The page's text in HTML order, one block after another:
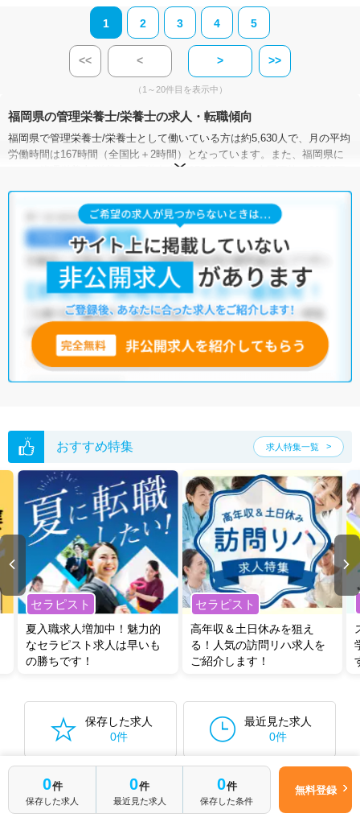
1 2 3 4 5
<< < > >>
（1～20件目を表示中）
福岡県の管理栄養士/栄養士の求人・転職傾向
福岡県で管理栄養士/栄養士として働いている方は約5,630人で、月の平均
労働時間は167時間（全国比＋2時間）となっています。また、福岡県に
おける管理栄養士/栄養士の平均年収は353.1万円で、全国平均の367.6万
有効求人倍率は、全国平均が2.03倍なのに対して、福岡県は3.54倍。管理
栄養士/栄養士の需要は高いと言えます。加えて、福岡県には病院が452施
設、クリニックが4,064施設、介護施設が9,250施設あり、管理栄養士/栄
養士として働ける施設が豊富です。そのため、さまざまな求人の中から
こだわりや希望に合った職場を探すことができるでしょう。
マイナビコメディカルには、【車通勤可】【積極採用中】【住宅手当・
補助】など、充実した管理栄養士/栄養士の求人がそろっています。さら
に、マイナビコメディカルでは、限定求人や非公開求人のご紹介も可能
です。ぜひご活用ください。
※各種数字情報は2022年9月 マイナビ調べによる
サイト上に掲載されている求人の他に、
転職支援サービスにお申し込みいただくと、全求人からご希望条件に合
う求人を提案させていただきます。
福岡県の管理栄養士/栄養士求人では以下のような条件が人気です。
土日祝休・積極採用中・残業少なめ・ 正社員(正職員) ・病
・クリニック ・ 介護福祉施設 ・ 訪問リハビリ(在宅医療) ・
保育
・その他
他の条件でも人気の求人がございますので、「こだわり条件」から検索
いただくか、お気軽にお問い合わせください。
全国の管理栄養士/栄養士求人から検索いただくことも可能です。
無料転職支援サービス
にお申し込みいただくと、ご希望条件をヒアリン
グした上で求人をご提案いたします。
ご希望条件がまだ定まっていない方は
人気の希望条件をピックアップし
転職支援の他、情報収集や募集状況の確認も、お気軽にご相談くださ
おすすめ特集 求人特集一覧
セラピスト
夏入職求人増加中！魅力的
なセラピスト求人は早いも
の勝ちです！
セラピスト
高年収＆土日休みを狙え
る！人気の訪問リハ求人を
ご紹介します！
保存した求人
0件
最近見た求人
0件
保存した検索条件から再検索する
0件
保存した求人
0件
最近見た求人
0件
保存した条件
無料登録